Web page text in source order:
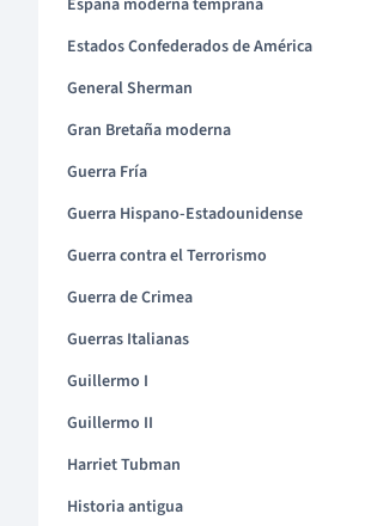
España moderna temprana
Estados Confederados de América
General Sherman
Gran Bretaña moderna
Guerra Fría
Guerra Hispano-Estadounidense
Guerra contra el Terrorismo
Guerra de Crimea
Guerras Italianas
Guillermo I
Guillermo II
Harriet Tubman
Historia antigua